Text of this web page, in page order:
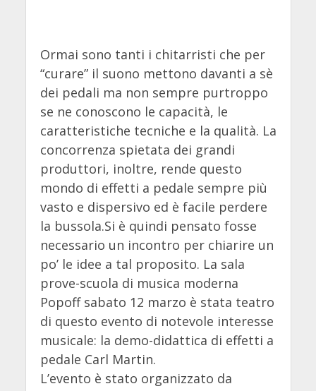
Ormai sono tanti i chitarristi che per
“curare” il suono mettono davanti a sè
dei pedali ma non sempre purtroppo
se ne conoscono le capacità, le
caratteristiche tecniche e la qualità. La
concorrenza spietata dei grandi
produttori, inoltre, rende questo
mondo di effetti a pedale sempre più
vasto e dispersivo ed è facile perdere
la bussola.Si è quindi pensato fosse
necessario un incontro per chiarire un
po’ le idee a tal proposito. La sala
prove-scuola di musica moderna
Popoff sabato 12 marzo è stata teatro
di questo evento di notevole interesse
musicale: la demo-didattica di effetti a
pedale Carl Martin.
L’evento è stato organizzato da